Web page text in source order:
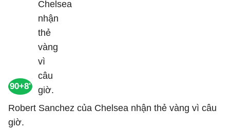
90+8'
Robert Sanchez của Chelsea nhận thẻ vàng vì câu
giờ.